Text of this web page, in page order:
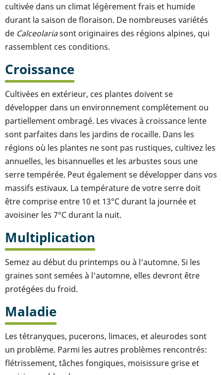
cultivée dans un climat légèrement frais et humide
durant la saison de floraison. De nombreuses variétés
de Calceolariasont originaires des régions alpines, qui
rassemblent ces conditions.
Croissance
Cultivées en extérieur, ces plantes doivent se
développer dans un environnement complètement ou
partiellement ombragé. Les vivaces à croissance lente
sont parfaites dans les jardins de rocaille. Dans les
régions où les plantes ne sont pas rustiques, cultivez les
annuelles, les bisannuelles et les arbustes sous une
serre tempérée. Peut également se développer dans vos
massifs estivaux. La température de votre serre doit
être comprise entre 10 et 13°C durant la journée et
avoisiner les 7°C durant la nuit.
Multiplication
Semez au début du printemps ou à l'automne. Si les
graines sont semées à l'automne, elles devront être
protégées du froid.
Maladie
Les tétranyques, pucerons, limaces, et aleurodes sont
un problème. Parmi les autres problèmes rencontrés:
flétrissement, tâches fongiques, moisissure grise et